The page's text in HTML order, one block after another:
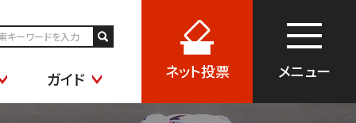
ガイド ネット投票 メニュー